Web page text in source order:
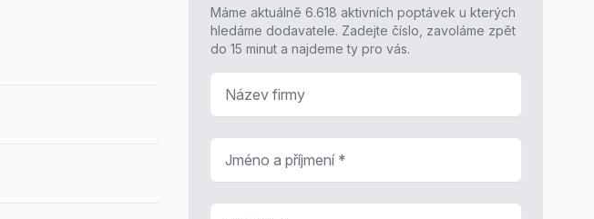
Máme aktuálně 6.618 aktivních poptávek u kterých
hledáme dodavatele. Zadejte číslo, zavoláme zpět
do 15 minut a najdeme ty pro vás.